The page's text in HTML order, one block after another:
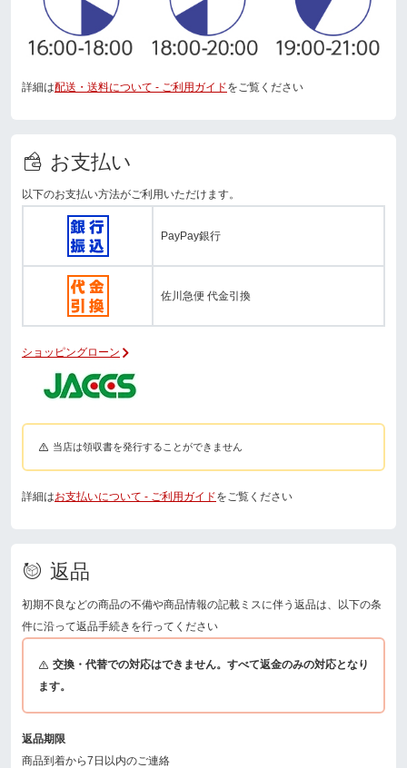
詳細は配送・送料について - ご利用ガイドをご覧ください
お支払い
以下のお支払い方法がご利用いただけます。
PayPay銀行
佐川急便 代金引換
ショッピングローン
当店は領収書を発行することができません
詳細はお支払いについて - ご利用ガイドをご覧ください
返品
初期不良などの商品の不備や商品情報の記載ミスに伴う返品は、以下の条
件に沿って返品手続きを行ってください
交換・代替での対応はできません。すべて返金のみの対応となり
ます。
返品期限
商品到着から7日以内のご連絡